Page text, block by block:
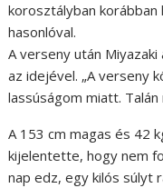
korosztályban
hasonlóval.
A verseny után
az idejével. „A verseny
lassúságom miatt.
A 153 cm magas és 42
kijelentette, hogy nem
nap edz, egy kilós súlyt